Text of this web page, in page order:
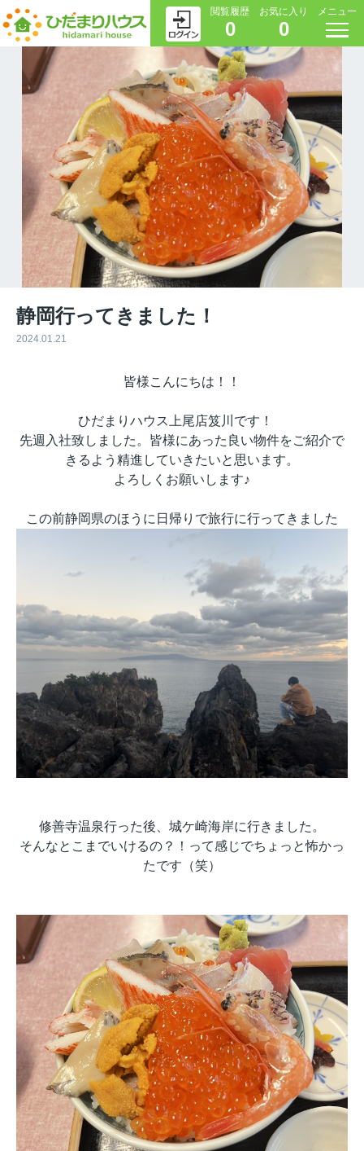
閲覧履歴
0
お気に入り
0
メニュー
静岡行ってきました！
2024.01.21
皆様こんにちは！！
ひだまりハウス上尾店笈川です！
先週入社致しました。皆様にあった良い物件をご紹介で
きるよう精進していきたいと思います。
よろしくお願いします♪
この前静岡県のほうに日帰りで旅行に行ってきました
修善寺温泉行った後、城ケ崎海岸に行きました。
そんなとこまでいけるの？！って感じでちょっと怖かっ
たです（笑）